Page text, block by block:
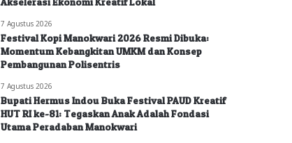
7 Agustus 2026
Festival Kopi Manokwari 2026 Resmi Dibuka:
Momentum Kebangkitan UMKM dan Konsep
Pembangunan Polisentris
7 Agustus 2026
Bupati Hermus Indou Buka Festival PAUD Kreatif
HUT RI ke-81: Tegaskan Anak Adalah Fondasi
Utama Peradaban Manokwari